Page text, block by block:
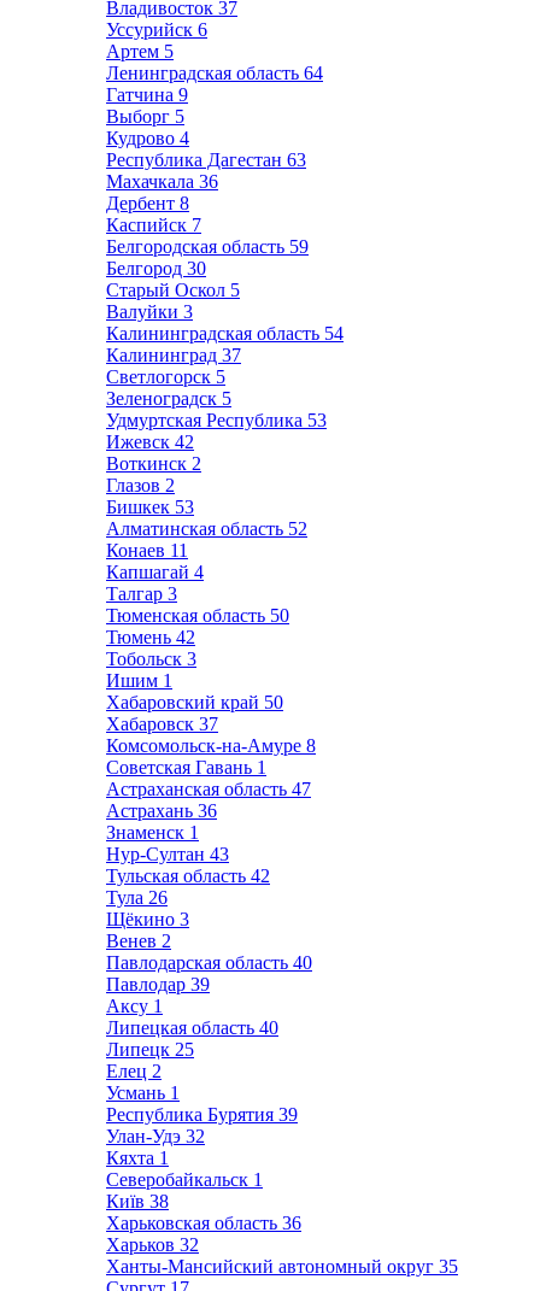
Владивосток 37
Уссурийск 6
Артем 5
Ленинградская область 64
Гатчина 9
Выборг 5
Кудрово 4
Республика Дагестан 63
Махачкала 36
Дербент 8
Каспийск 7
Белгородская область 59
Белгород 30
Старый Оскол 5
Валуйки 3
Калининградская область 54
Калининград 37
Светлогорск 5
Зеленоградск 5
Удмуртская Республика 53
Ижевск 42
Воткинск 2
Глазов 2
Бишкек 53
Алматинская область 52
Конаев 11
Капшагай 4
Талгар 3
Тюменская область 50
Тюмень 42
Тобольск 3
Ишим 1
Хабаровский край 50
Хабаровск 37
Комсомольск-на-Амуре 8
Советская Гавань 1
Астраханская область 47
Астрахань 36
Знаменск 1
Нур-Султан 43
Тульская область 42
Тула 26
Щёкино 3
Венев 2
Павлодарская область 40
Павлодар 39
Аксу 1
Липецкая область 40
Липецк 25
Елец 2
Усмань 1
Республика Бурятия 39
Улан-Удэ 32
Кяхта 1
Северобайкальск 1
Київ 38
Харьковская область 36
Харьков 32
Ханты-Мансийский автономный округ 35